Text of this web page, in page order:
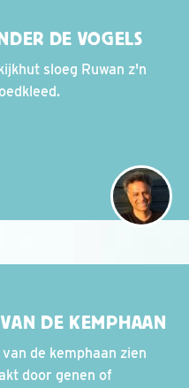
DE VOGELS
sloeg Ruwan z'n
DE KEMPHAAN
de kemphaan zien
door genen of